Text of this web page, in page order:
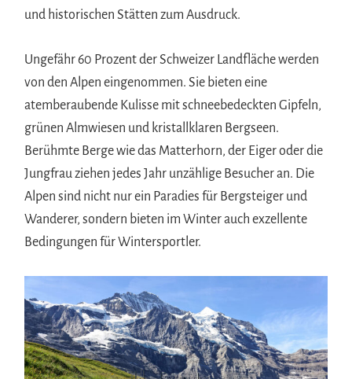
und historischen Stätten zum Ausdruck.
Ungefähr 60 Prozent der Schweizer Landfläche werden
von den Alpen eingenommen. Sie bieten eine
atemberaubende Kulisse mit schneebedeckten Gipfeln,
grünen Almwiesen und kristallklaren Bergseen.
Berühmte Berge wie das Matterhorn, der Eiger oder die
Jungfrau ziehen jedes Jahr unzählige Besucher an. Die
Alpen sind nicht nur ein Paradies für Bergsteiger und
Wanderer, sondern bieten im Winter auch exzellente
Bedingungen für Wintersportler.